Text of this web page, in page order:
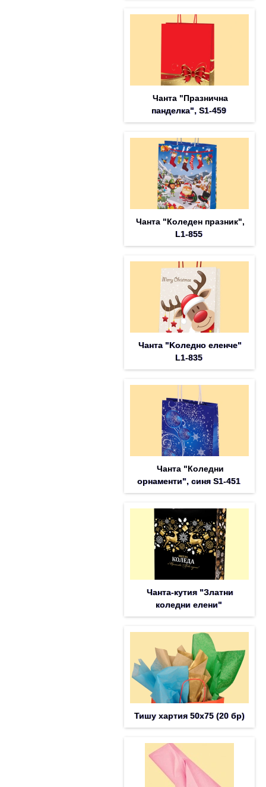
Чанта "Празнична
панделка", S1-459
Чанта "Коледен празник",
L1-855
Чанта "Koледно еленче"
L1-835
Чанта "Коледни
орнаменти", синя S1-451
Чанта-кутия "Златни
коледни елени"
Тишу хартия 50х75 (20 бр)